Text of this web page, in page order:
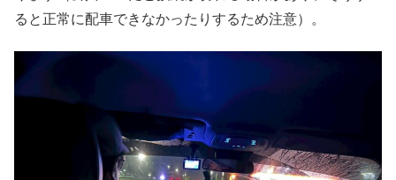
ると正常に配車できなかったりするため注意）。